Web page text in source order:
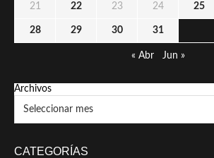
21 22 23 24 25
28 29 30 31
« Abr Jun »
Archivos
CATEGORÍAS